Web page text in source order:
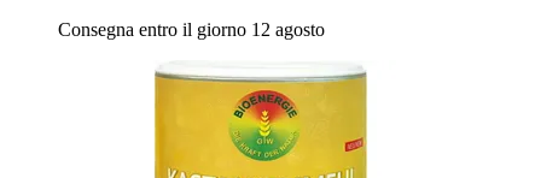
Consegna entro il giorno 12 agosto